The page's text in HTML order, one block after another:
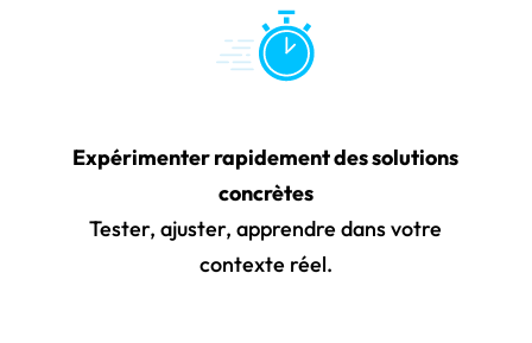
Expérimenter rapidement des solutions
concrètes
Tester, ajuster, apprendre dans votre
contexte réel.